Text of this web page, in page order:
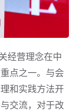
经营理念在中
点之一。与会
和实践方法开
交流，对于改